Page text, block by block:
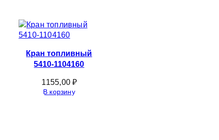
Кран топливный
5410-1104160
1155,00₽
В корзину